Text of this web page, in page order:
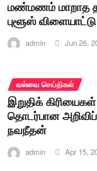
மண்மணம் மாறாத
புளூஸ் விளையாட்டு
admin Jun 26,
வல்வை செய்திகள்
இறுதிக்
தொடர்பான
நவநீதன்
admin Apr 15,